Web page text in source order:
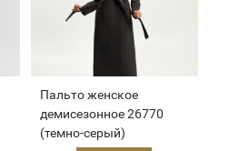
Пальто женское
демисезонное 26770
(темно-серый)